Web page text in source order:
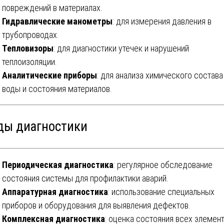
повреждений в материалах.
Гидравлические манометры: для измерения давления в
трубопроводах.
Тепловизоры: для диагностики утечек и нарушений
теплоизоляции.
Аналитические приборы: для анализа химического состава
воды и состояния материалов.
диагностики
Периодическая диагностика: регулярное обследование
состояния системы для профилактики аварий.
Аппаратурная диагностика: использование специальных
приборов и оборудования для выявления дефектов.
Комплексная диагностика: оценка состояния всех